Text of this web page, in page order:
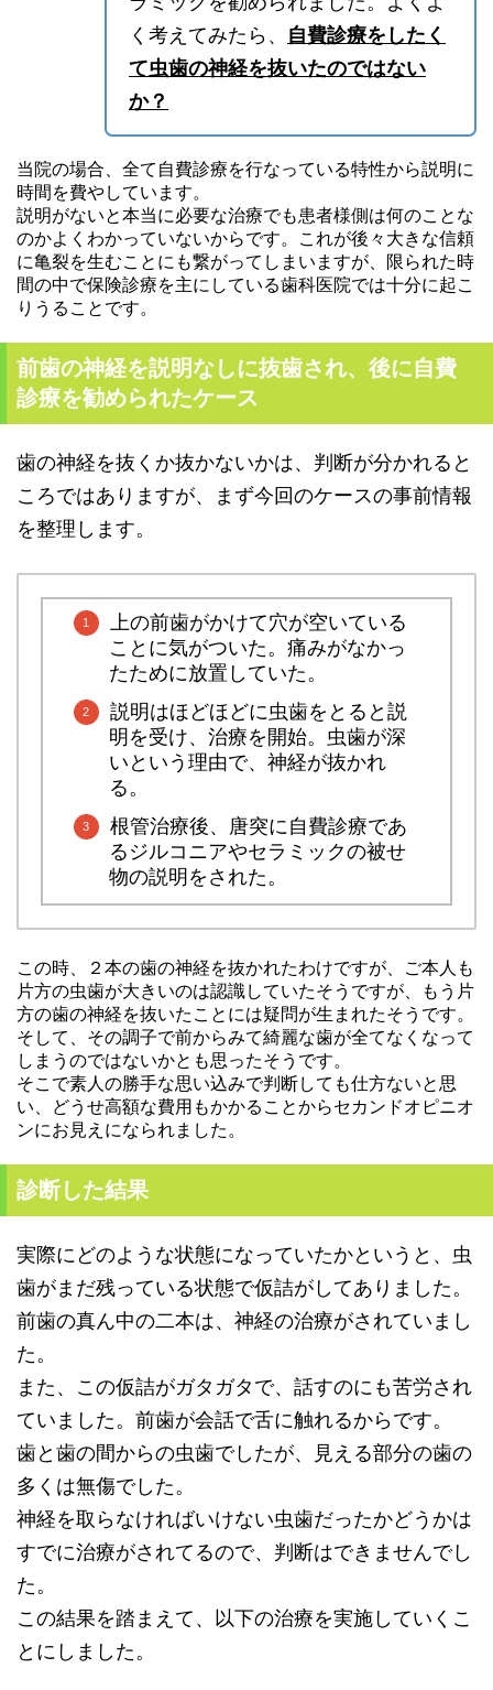
く考えてみたら、 自費診療をしたく
て虫歯の神経を抜いたのではない
か？
当院の場合、全て自費診療を行なっている特性から説明に
時間を費やしています。
説明がないと本当に必要な治療でも患者様側は何のことな
のかよくわかっていないからです。これが後々大きな信頼
に亀裂を生むことにも繋がってしまいますが、限られた時
間の中で保険診療を主にしている歯科医院では十分に起こ
りうることです。
前歯の神経を説明なしに抜歯され、後に自費
診療を勧められたケース
歯の神経を抜くか抜かないかは、判断が分かれると
ころではありますが、まず今回のケースの事前情報
を整理します。
上の前歯がかけて穴が空いている
ことに気がついた。痛みがなかっ
たために放置していた。
説明はほどほどに虫歯をとると説
明を受け、治療を開始。虫歯が深
いという理由で、神経が抜かれ
る。
根管治療後、唐突に自費診療であ
るジルコニアやセラミックの被せ
物の説明をされた。
この時、２本の歯の神経を抜かれたわけですが、ご本人も
片方の虫歯が大きいのは認識していたそうですが、もう片
方の歯の神経を抜いたことには疑問が生まれたそうです。
そして、その調子で前からみて綺麗な歯が全てなくなって
しまうのではないかとも思ったそうです。
そこで素人の勝手な思い込みで判断しても仕方ないと思
い、どうせ高額な費用もかかることからセカンドオピニオ
ンにお見えになられました。
診断した結果
実際にどのような状態になっていたかというと、虫
歯がまだ残っている状態で仮詰がしてありました。
前歯の真ん中の二本は、神経の治療がされていまし
た。
また、この仮詰がガタガタで、話すのにも苦労され
ていました。前歯が会話で舌に触れるからです。
歯と歯の間からの虫歯でしたが、見える部分の歯の
多くは無傷でした。
神経を取らなければいけない虫歯だったかどうかは
すでに治療がされてるので、判断はできませんでし
た。
この結果を踏まえて、以下の治療を実施していくこ
とにしました。